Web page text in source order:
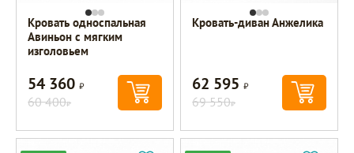
Кровать односпальная
Авиньон с мягким
изголовьем
54 360Р
60 400Р
Кровать-диван Анжелика
62 595Р
69 550Р